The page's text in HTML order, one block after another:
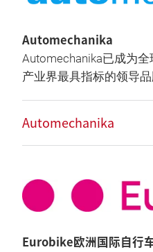
Automechanika
Automechanika已成为
产业界最具指标的领导品
Automechanika
Eurobike欧洲国际自行